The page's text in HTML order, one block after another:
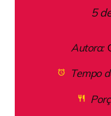
5
Autora:
Tempo